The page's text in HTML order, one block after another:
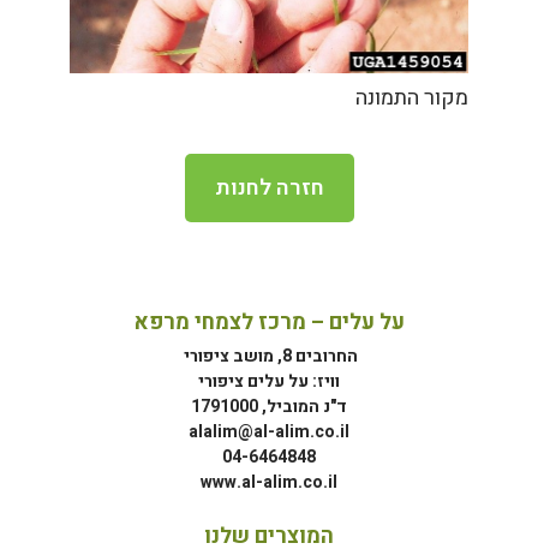
מקור התמונה
חזרה לחנות
על עלים – מרכז לצמחי מרפא
החרובים 8, מושב ציפורי
וויז: על עלים ציפורי
ד"נ המוביל, 1791000
alalim@al-alim.co.il
04-6464848
www.al-alim.co.il
המוצרים שלנו